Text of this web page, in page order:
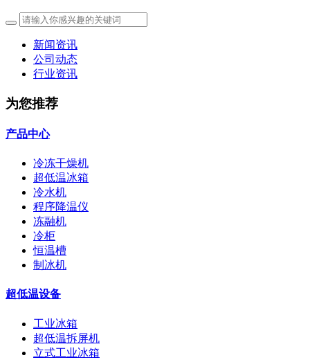
新闻资讯
公司动态
行业资讯
为您推荐
产品中心
冷冻干燥机
超低温冰箱
冷水机
程序降温仪
冻融机
冷柜
恒温槽
制冰机
超低温设备
工业冰箱
超低温拆屏机
立式工业冰箱